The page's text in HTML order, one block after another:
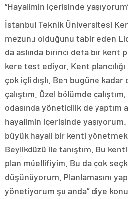
“Hayalimin içerisinde
İstanbul Teknik Üniversitesi
mezunu olduğunu tabir eden
da aslında birinci defa bir kent
kere test ediyor. Kent
çok içli dışlı. Ben bugüne
çalıştım. Özel bölümde
odasında yöneticilik de yaptım
hayalimin içerisinde yaşıyorum.
büyük hayali bir kenti
Beylikdüzü ile tanıştım. Bu
plan müellifiyim. Bu da çok
düşünüyorum. Planlamasını
yönetiyorum şu anda” diye